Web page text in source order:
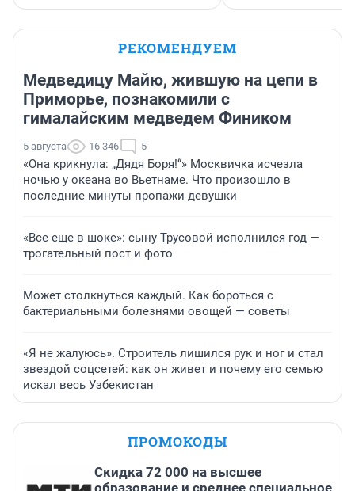
РЕКОМЕНДУЕМ
Медведицу Майю, жившую на цепи в
Приморье, познакомили с
гималайским медведем Фиником
5 августа 16 346 5
«Она крикнула: „Дядя Боря!“» Москвичка исчезла
ночью у океана во Вьетнаме. Что произошло в
последние минуты пропажи девушки
«Все еще в шоке»: сыну Трусовой исполнился год —
трогательный пост и фото
Может столкнуться каждый. Как бороться с
бактериальными болезнями овощей — советы
«Я не жалуюсь». Строитель лишился рук и ног и стал
звездой соцсетей: как он живет и почему его семью
искал весь Узбекистан
ПРОМОКОДЫ
Скидка 72 000 на высшее
образование и среднее специальное